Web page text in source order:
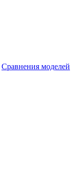
Сравнения моделей